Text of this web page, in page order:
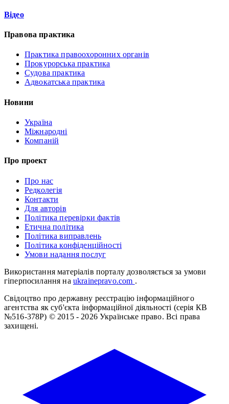
Відео
Правова практика
Практика правоохоронних органів
Прокурорська практика
Судова практика
Адвокатська практика
Новини
Україна
Міжнародні
Компаній
Про проект
Про нас
Редколегія
Контакти
Для авторів
Політика перевірки фактів
Етична політика
Політика виправлень
Політика конфіденційності
Умови надання послуг
Використання матеріалів порталу дозволяється за умови
гіперпосилання на ukrainepravo.com .
Свідоцтво про державну реєстрацію інформаційного
агентства як суб'єкта інформаційної діяльності (серія КВ
№516-378Р) © 2015 - 2026 Українське право. Всі права
захищені.